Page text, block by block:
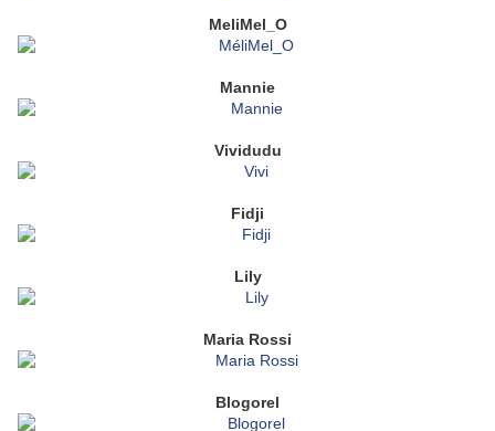
MeliMel_O
Mannie
Vividudu
Fidji
Lily
Maria Rossi
Blogorel